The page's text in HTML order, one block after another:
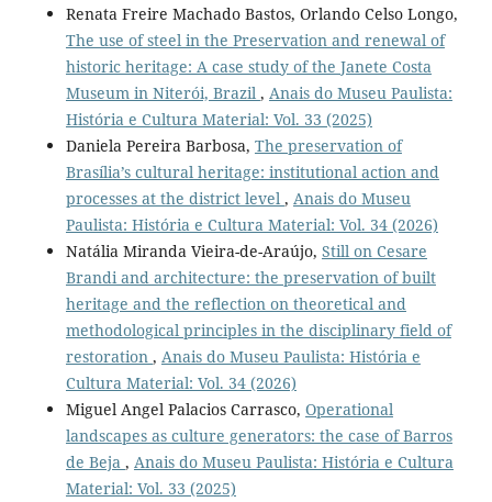
Renata Freire Machado Bastos, Orlando Celso Longo,
The use of steel in the Preservation and renewal of
historic heritage: A case study of the Janete Costa
Museum in Niterói, Brazil , Anais do Museu Paulista:
História e Cultura Material: Vol. 33 (2025)
Daniela Pereira Barbosa, The preservation of
Brasília’s cultural heritage: institutional action and
processes at the district level , Anais do Museu
Paulista: História e Cultura Material: Vol. 34 (2026)
Natália Miranda Vieira-de-Araújo, Still on Cesare
Brandi and architecture: the preservation of built
heritage and the reflection on theoretical and
methodological principles in the disciplinary field of
restoration , Anais do Museu Paulista: História e
Cultura Material: Vol. 34 (2026)
Miguel Angel Palacios Carrasco, Operational
landscapes as culture generators: the case of Barros
de Beja , Anais do Museu Paulista: História e Cultura
Material: Vol. 33 (2025)